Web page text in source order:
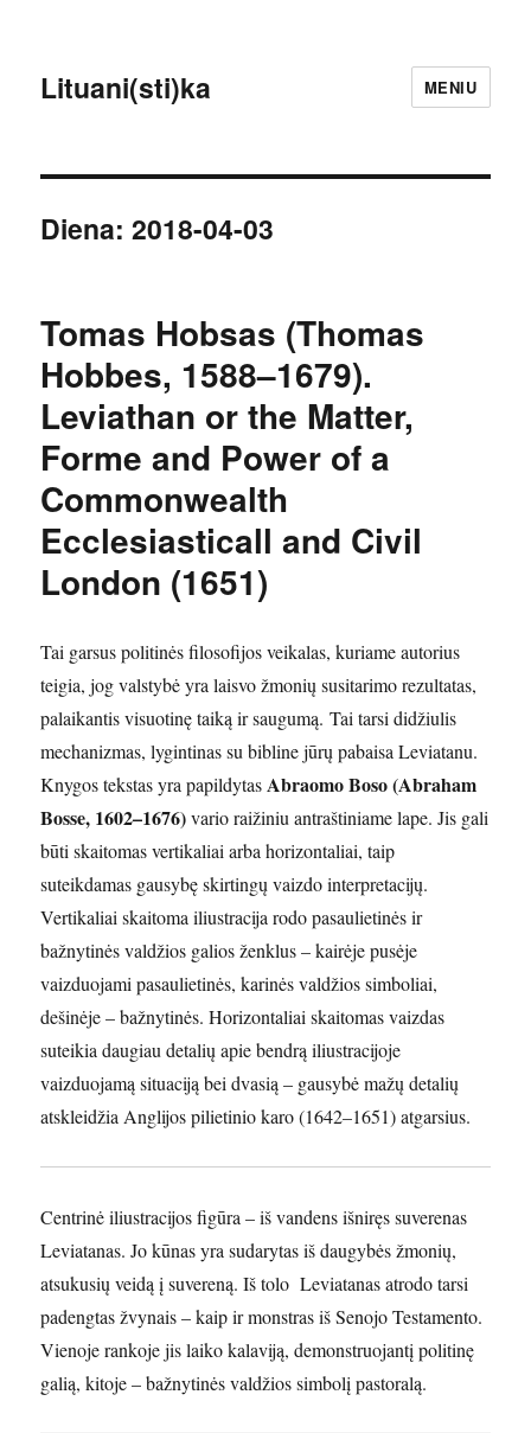
Lituani(sti)ka MENIU
Diena:2018-04-03
Tomas Hobsas (Thomas
Hobbes, 1588–1679).
Leviathan or the Matter,
Forme and Power of a
Commonwealth
Ecclesiasticall and Civil
London (1651)
Tai garsus politinės filosofijos veikalas, kuriame autorius
teigia, jog valstybė yra laisvo žmonių susitarimo rezultatas,
palaikantis visuotinę taiką ir saugumą. Tai tarsi didžiulis
mechanizmas, lygintinas su bibline jūrų pabaisa Leviatanu.
Knygos tekstas yra papildytas Abraomo Boso (Abraham
Bosse, 1602–1676)vario raižiniu antraštiniame lape. Jis gali
būti skaitomas vertikaliai arba horizontaliai, taip
suteikdamas gausybę skirtingų vaizdo interpretacijų.
Vertikaliai skaitoma iliustracija rodo pasaulietinės ir
bažnytinės valdžios galios ženklus – kairėje pusėje
vaizduojami pasaulietinės, karinės valdžios simboliai,
dešinėje – bažnytinės. Horizontaliai skaitomas vaizdas
suteikia daugiau detalių apie bendrą iliustracijoje
vaizduojamą situaciją bei dvasią – gausybė mažų detalių
atskleidžia Anglijos pilietinio karo (1642–1651) atgarsius.
Centrinė iliustracijos figūra – iš vandens išniręs suverenas
Leviatanas. Jo kūnas yra sudarytas iš daugybės žmonių,
atsukusių veidą į suvereną. Iš tolo Leviatanas atrodo tarsi
padengtas žvynais – kaip ir monstras iš Senojo Testamento.
Vienoje rankoje jis laiko kalaviją, demonstruojantį politinę
galią, kitoje – bažnytinės valdžios simbolį pastoralą.